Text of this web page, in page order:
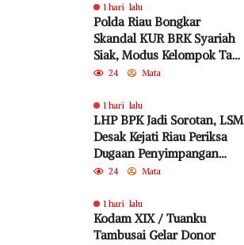
1 hari lalu
Polda Riau Bongkar
Skandal KUR BRK Syariah
Siak, Modus Kelompok Tani
Fiktif Diduga Rugikan
24 Mata
1 hari lalu
LHP BPK Jadi Sorotan, LSM
Desak Kejati Riau Periksa
Dugaan Penyimpangan
Program Bedelau BRK
24 Mata
1 hari lalu
Kodam XIX / Tuanku
Tambusai Gelar Donor